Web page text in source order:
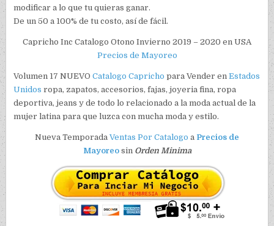
modificar a lo que tu quieras ganar.
De un 50 a 100% de tu costo, así de fácil.
Capricho Inc Catalogo Otono Invierno 2019 – 2020 en USA
Precios de Mayoreo
Volumen 17 NUEVOCatalogo Capricho para Vender enEstados
Unidos ropa, zapatos, accesorios, fajas, joyeria fina, ropa
deportiva, jeans y de todo lo relacionado a la moda actual de la
mujer latina para que luzca con mucha moda y estilo.
Nueva Temporada Ventas Por Catalogo a Precios de
Mayoreosin Orden Minima